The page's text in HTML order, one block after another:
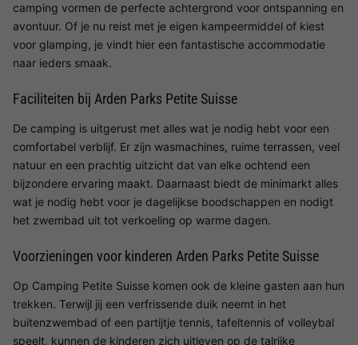
camping vormen de perfecte achtergrond voor ontspanning en
avontuur. Of je nu reist met je eigen kampeermiddel of kiest
voor glamping, je vindt hier een fantastische accommodatie
naar ieders smaak.
Faciliteiten bij Arden Parks Petite Suisse
De camping is uitgerust met alles wat je nodig hebt voor een
comfortabel verblijf. Er zijn wasmachines, ruime terrassen, veel
natuur en een prachtig uitzicht dat van elke ochtend een
bijzondere ervaring maakt. Daarnaast biedt de minimarkt alles
wat je nodig hebt voor je dagelijkse boodschappen en nodigt
het zwembad uit tot verkoeling op warme dagen.
Voorzieningen voor kinderen Arden Parks Petite Suisse
Op Camping Petite Suisse komen ook de kleine gasten aan hun
trekken. Terwijl jij een verfrissende duik neemt in het
buitenzwembad of een partijtje tennis, tafeltennis of volleybal
speelt, kunnen de kinderen zich uitleven op de talrijke